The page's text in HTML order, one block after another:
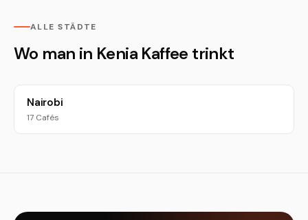
ALLE STÄDTE
Wo man in Kenia Kaffee trinkt
Nairobi
17 Cafés